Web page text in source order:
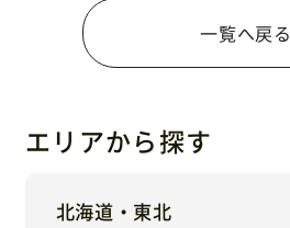
一覧へ戻る
エリアから探す
北海道・東北